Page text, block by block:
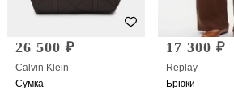
26 500 ₽
Calvin Klein
Сумка
17 300 ₽
Replay
Брюки